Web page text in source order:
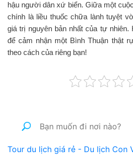
hậu người dân xứ biển. Giữa một
chính là liều thuốc chữa lành tuyệt
giá trị nguyên bản nhất của tự
để cảm nhận một Bình Thuận thật
theo cách của riêng bạn!
Tour du lịch giá rẻ - Du lịch Con